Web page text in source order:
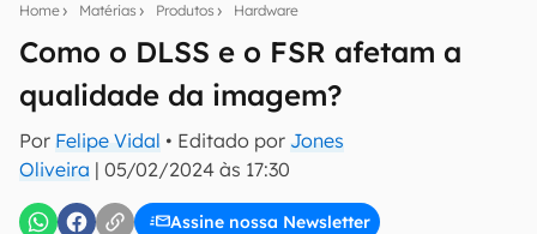
Home Matérias Produtos Hardware
Como o DLSS e o FSR afetam a
qualidade da imagem?
Por Felipe Vidal • Editado por Jones
Oliveira | 05/02/2024 às 17:30
Assine nossa Newsletter
notícias e reviews sobre tecnologia em primeira
E-mail